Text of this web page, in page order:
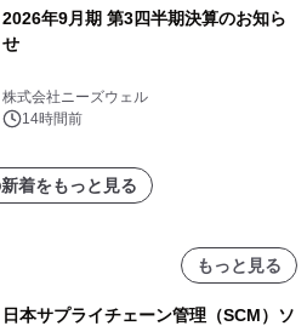
2026年9月期 第3四半期決算のお知ら
せ
株式会社ニーズウェル
14時間前
着をもっと見る
もっと見る
日本サプライチェーン管理（SCM）ソ